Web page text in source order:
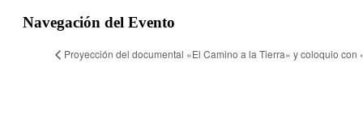
Navegación del Evento
Proyección del documental «El Camino a la Tierra» y coloquio con